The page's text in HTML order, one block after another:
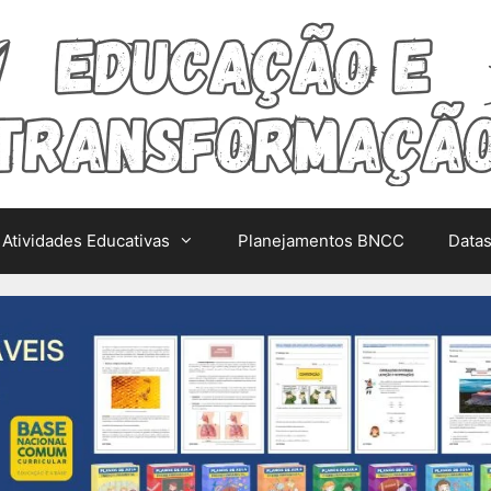
Atividades Educativas Planejamentos BNCC